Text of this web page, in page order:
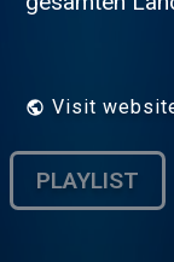
Eurer Region
Über UKW
Visit
PLAYLIST